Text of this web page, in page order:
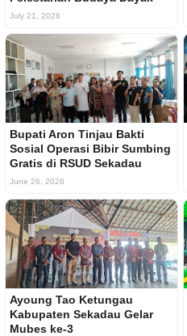
July 21, 2026
Bupati Aron Tinjau Bakti
Sosial Operasi Bibir Sumbing
Gratis di RSUD Sekadau
June 26, 2026
Ayoung Tao Ketungau
Kabupaten Sekadau Gelar
Mubes ke-3